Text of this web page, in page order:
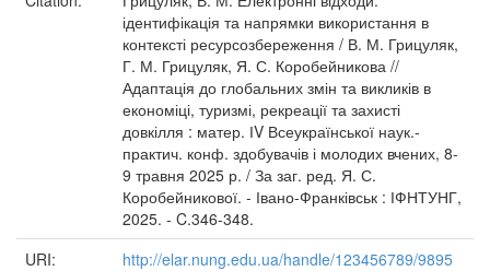
ідентифікація та напрямки використання в
контексті ресурсозбереження / В. М. Грицуляк,
Г. М. Грицуляк, Я. С. Коробейникова //
Адаптація до глобальних змін та викликів в
економіці, туризмі, рекреації та захисті
довкілля : матер. ІV Всеукраїнської наук.-
практич. конф. здобувачів і молодих вчених, 8-
9 травня 2025 р. / За заг. ред. Я. С.
Коробейникової. - Івано-Франківськ : ІФНТУНГ,
2025. - C.346-348.
URI:
http://elar.nung.edu.ua/handle/123456789/9895